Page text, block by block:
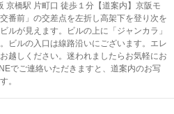
京橋駅 片町口 徒歩１分【道案内】京阪モ
番前」の交差点を左折し高架下を登り次を
ルが見えます。ビルの上に「ジャンカラ」
ビルの入口は線路沿いにございます。エレ
越しください。迷われましたらお気軽にお
でご連絡いただきますと、道案内のお写
。